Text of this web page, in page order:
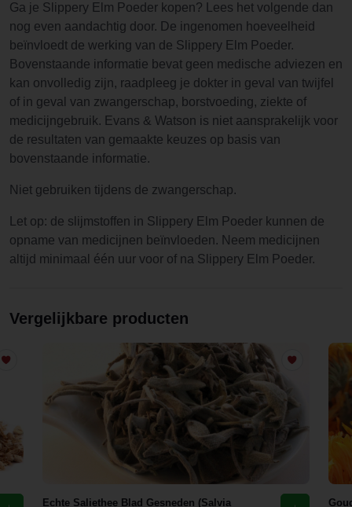
Ga je Slippery Elm Poeder kopen? Lees het volgende dan
nog even aandachtig door. De ingenomen hoeveelheid
beïnvloedt de werking van de Slippery Elm Poeder.
Bovenstaande informatie bevat geen medische adviezen en
kan onvolledig zijn, raadpleeg je dokter in geval van twijfel
of in geval van zwangerschap, borstvoeding, ziekte of
medicijngebruik. Evans & Watson is niet aansprakelijk voor
de resultaten van gemaakte keuzes op basis van
bovenstaande informatie.
Niet gebruiken tijdens de zwangerschap.
Let op: de slijmstoffen in Slippery Elm Poeder kunnen de
opname van medicijnen beïnvloeden. Neem medicijnen
altijd minimaal één uur voor of na Slippery Elm Poeder.
Vergelijkbare producten
Echte Saliethee Blad Gesneden (Salvia